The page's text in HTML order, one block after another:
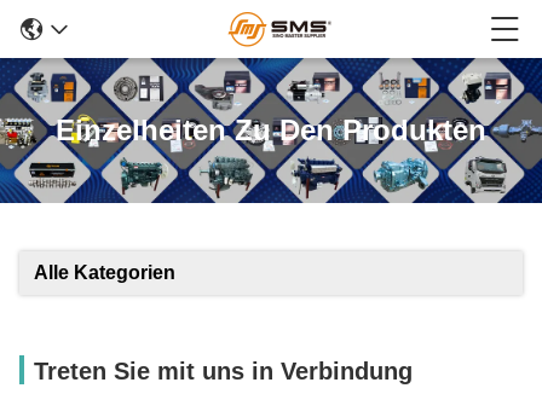
Einzelheiten Zu Den Produkten
Alle Kategorien
Treten Sie mit uns in Verbindung